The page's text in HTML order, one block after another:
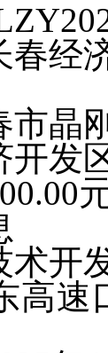
春经
市晶
开发
.00
术开
高